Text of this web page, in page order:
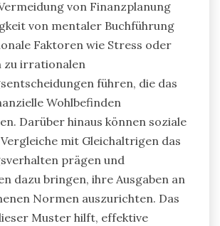
von Finanzplanung
von mentaler Buchführung
Faktoren wie Stress oder
zu irrationalen
führen, die das
Wohlbefinden
Darüber hinaus können soziale
mit Gleichaltrigen das
prägen und
dazu bringen, ihre Ausgaben an
Normen auszurichten. Das
Muster hilft, effektive